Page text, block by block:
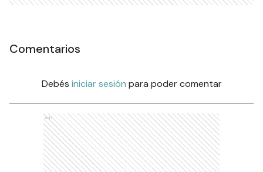
Comentarios
Debés iniciar sesión para poder comentar
Ads